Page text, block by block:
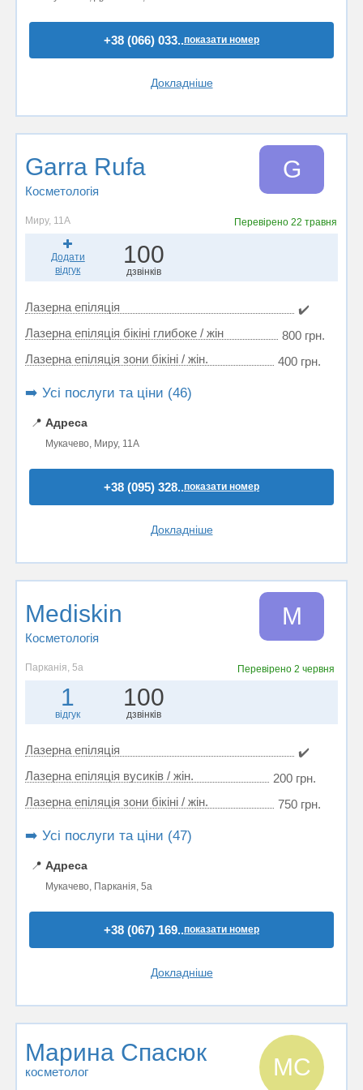
+38 (066) 033..показати номер
Докладніше
Garra Rufa
Косметологія
G
Миру, 11А Перевірено22 травня
Додати
відгук
100
дзвінків
Лазерна епіляція
✔️
Лазерна епіляція бікіні глибоке / жін
800 грн.
Лазерна епіляція зони бікіні / жін.
400 грн.
➡️ Усі послуги та ціни (46)
📍 Адреса
Мукачево, Миру, 11А
+38 (095) 328..показати номер
Докладніше
Mediskin
Косметологія
M
Парканія, 5а Перевірено 2 червня
1
відгук
100
дзвінків
Лазерна епіляція
✔️
Лазерна епіляція вусиків / жін.
200 грн.
Лазерна епіляція зони бікіні / жін.
750 грн.
➡️ Усі послуги та ціни (47)
📍 Адреса
Мукачево, Парканія, 5а
+38 (067) 169..показати номер
Докладніше
Марина Спасюк
косметолог МС